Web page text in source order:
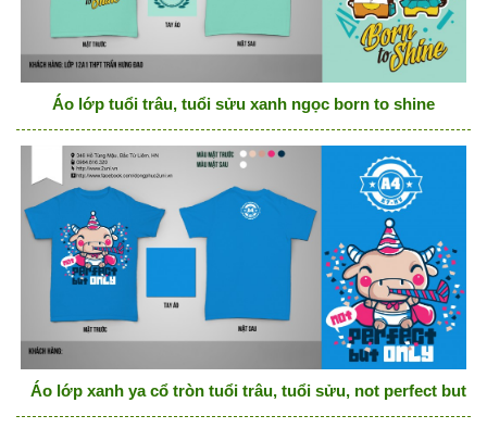
Áo lớp tuổi trâu, tuổi sửu xanh ngọc born to shine
Áo lớp xanh ya cổ tròn tuổi trâu, tuổi sửu, not perfect but